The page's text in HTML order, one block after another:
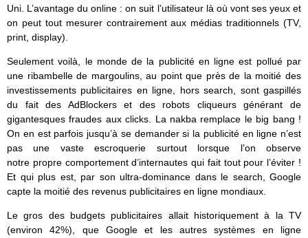
Uni. L’avantage du online : on suit l’utilisateur là où vont ses yeux et
on peut tout mesurer contrairement aux médias traditionnels (TV,
print, display).
Seulement voilà, le monde de la publicité en ligne est pollué par
une ribambelle de margoulins, au point que près de la moitié des
investissements publicitaires en ligne, hors search, sont gaspillés
du fait des AdBlockers et des robots cliqueurs générant de
gigantesques fraudes aux clicks. La nakba remplace le big bang !
On en est parfois jusqu’à se demander si la publicité en ligne n’est
pas une vaste escroquerie surtout lorsque l’on observe
notre propre comportement d’internautes qui fait tout pour l’éviter !
Et qui plus est, par son ultra-dominance dans le search, Google
capte la moitié des revenus publicitaires en ligne mondiaux.
Le gros des budgets publicitaires allait historiquement à la TV
(environ 42%), que Google et les autres systèmes en ligne